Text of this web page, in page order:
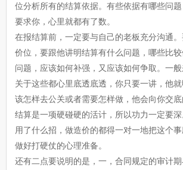
位分析所有的结算依据。有些依据有哪些问
要求你，心里就都有了数。
在报结算前，一定要与自己的老板充分沟通
价位，要跟他讲明结算有什么问题，哪些比
问题，应该如何补强，又应该如何争取。一
关于这些都心里底透底透，你只要一讲，他
该怎样去公关或者需要怎样做，他会向你交底
结算是一项硬碰硬的活计，所以功力一定要
用了什么招，做造价的都得一对一地把这个
做好打硬仗的心理准备。
还有二点要说明的是，一，合同规定的审计